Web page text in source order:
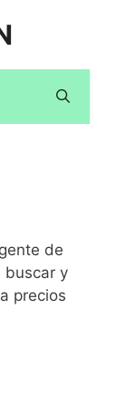
de
buscar y
precios